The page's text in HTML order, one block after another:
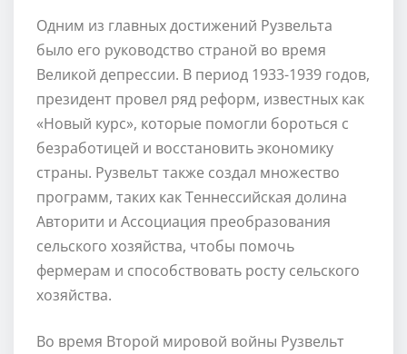
Одним из главных достижений Рузвельта
было его руководство страной во время
Великой депрессии. В период 1933-1939 годов,
президент провел ряд реформ, известных как
«Новый курс», которые помогли бороться с
безработицей и восстановить экономику
страны. Рузвельт также создал множество
программ, таких как Теннессийская долина
Авторити и Ассоциация преобразования
сельского хозяйства, чтобы помочь
фермерам и способствовать росту сельского
хозяйства.
Во время Второй мировой войны Рузвельт